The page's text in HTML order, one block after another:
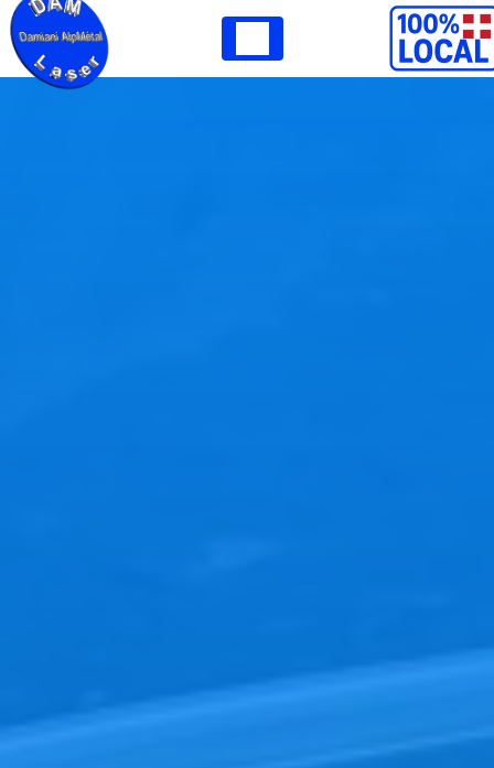
Panneau de gestion des cookies